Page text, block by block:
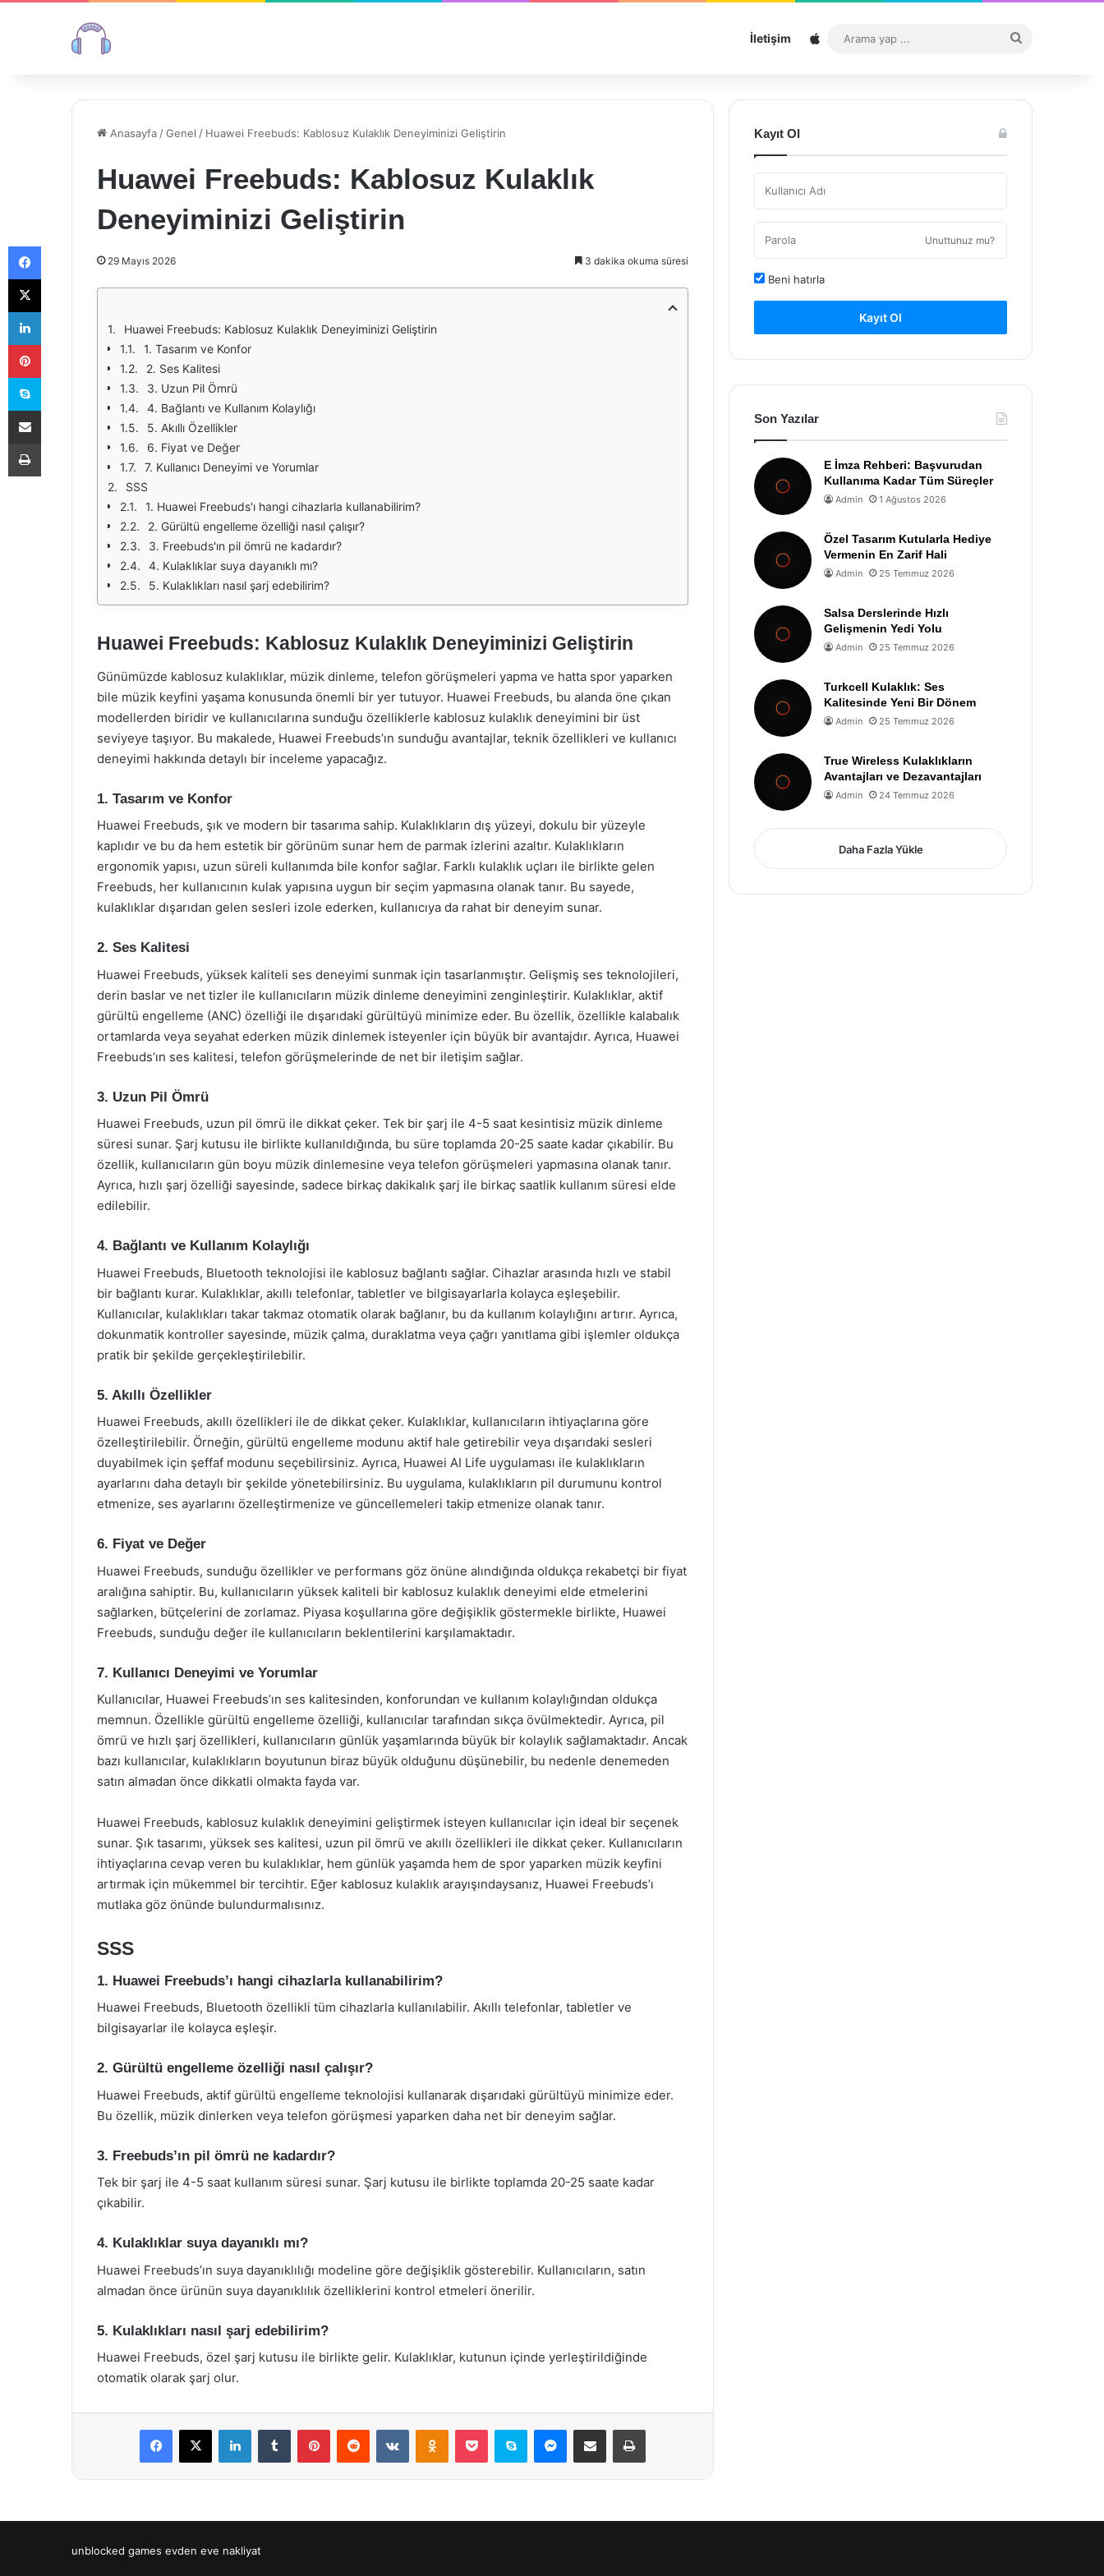
İletişim Sitemap
...
Anasayfa /Genel / Huawei Freebuds: Kablosuz Kulaklık Deneyiminizi Geliştirin
Huawei Freebuds: Kablosuz Kulaklık
Deneyiminizi Geliştirin
29 Mayıs 2026 3 dakika okuma süresi
Huawei Freebuds: Kablosuz Kulaklık Deneyiminizi Geliştirin
1. Tasarım ve Konfor
2. Ses Kalitesi
3. Uzun Pil Ömrü
4. Bağlantı ve Kullanım Kolaylığı
5. Akıllı Özellikler
6. Fiyat ve Değer
7. Kullanıcı Deneyimi ve Yorumlar
SSS
1. Huawei Freebuds'ı hangi cihazlarla kullanabilirim?
2. Gürültü engelleme özelliği nasıl çalışır?
3. Freebuds'ın pil ömrü ne kadardır?
4. Kulaklıklar suya dayanıklı mı?
5. Kulaklıkları nasıl şarj edebilirim?
Huawei Freebuds: Kablosuz Kulaklık Deneyiminizi Geliştirin
Günümüzde kablosuz kulaklıklar, müzik dinleme, telefon görüşmeleri yapma ve hatta spor yaparken
bile müzik keyfini yaşama konusunda önemli bir yer tutuyor. Huawei Freebuds, bu alanda öne çıkan
modellerden biridir ve kullanıcılarına sunduğu özelliklerle kablosuz kulaklık deneyimini bir üst
seviyeye taşıyor. Bu makalede, Huawei Freebuds’ın sunduğu avantajlar, teknik özellikleri ve kullanıcı
deneyimi hakkında detaylı bir inceleme yapacağız.
1. Tasarım ve Konfor
Huawei Freebuds, şık ve modern bir tasarıma sahip. Kulaklıkların dış yüzeyi, dokulu bir yüzeyle
kaplıdır ve bu da hem estetik bir görünüm sunar hem de parmak izlerini azaltır. Kulaklıkların
ergonomik yapısı, uzun süreli kullanımda bile konfor sağlar. Farklı kulaklık uçları ile birlikte gelen
Freebuds, her kullanıcının kulak yapısına uygun bir seçim yapmasına olanak tanır. Bu sayede,
kulaklıklar dışarıdan gelen sesleri izole ederken, kullanıcıya da rahat bir deneyim sunar.
2. Ses Kalitesi
Huawei Freebuds, yüksek kaliteli ses deneyimi sunmak için tasarlanmıştır. Gelişmiş ses teknolojileri,
derin baslar ve net tizler ile kullanıcıların müzik dinleme deneyimini zenginleştirir. Kulaklıklar, aktif
gürültü engelleme (ANC) özelliği ile dışarıdaki gürültüyü minimize eder. Bu özellik, özellikle kalabalık
ortamlarda veya seyahat ederken müzik dinlemek isteyenler için büyük bir avantajdır. Ayrıca, Huawei
Freebuds’ın ses kalitesi, telefon görüşmelerinde de net bir iletişim sağlar.
3. Uzun Pil Ömrü
Huawei Freebuds, uzun pil ömrü ile dikkat çeker. Tek bir şarj ile 4-5 saat kesintisiz müzik dinleme
süresi sunar. Şarj kutusu ile birlikte kullanıldığında, bu süre toplamda 20-25 saate kadar çıkabilir. Bu
özellik, kullanıcıların gün boyu müzik dinlemesine veya telefon görüşmeleri yapmasına olanak tanır.
Ayrıca, hızlı şarj özelliği sayesinde, sadece birkaç dakikalık şarj ile birkaç saatlik kullanım süresi elde
edilebilir.
4. Bağlantı ve Kullanım Kolaylığı
Huawei Freebuds, Bluetooth teknolojisi ile kablosuz bağlantı sağlar. Cihazlar arasında hızlı ve stabil
bir bağlantı kurar. Kulaklıklar, akıllı telefonlar, tabletler ve bilgisayarlarla kolayca eşleşebilir.
Kullanıcılar, kulaklıkları takar takmaz otomatik olarak bağlanır, bu da kullanım kolaylığını artırır. Ayrıca,
dokunmatik kontroller sayesinde, müzik çalma, duraklatma veya çağrı yanıtlama gibi işlemler oldukça
pratik bir şekilde gerçekleştirilebilir.
5. Akıllı Özellikler
Huawei Freebuds, akıllı özellikleri ile de dikkat çeker. Kulaklıklar, kullanıcıların ihtiyaçlarına göre
özelleştirilebilir. Örneğin, gürültü engelleme modunu aktif hale getirebilir veya dışarıdaki sesleri
duyabilmek için şeffaf modunu seçebilirsiniz. Ayrıca, Huawei AI Life uygulaması ile kulaklıkların
ayarlarını daha detaylı bir şekilde yönetebilirsiniz. Bu uygulama, kulaklıkların pil durumunu kontrol
etmenize, ses ayarlarını özelleştirmenize ve güncellemeleri takip etmenize olanak tanır.
6. Fiyat ve Değer
Huawei Freebuds, sunduğu özellikler ve performans göz önüne alındığında oldukça rekabetçi bir fiyat
aralığına sahiptir. Bu, kullanıcıların yüksek kaliteli bir kablosuz kulaklık deneyimi elde etmelerini
sağlarken, bütçelerini de zorlamaz. Piyasa koşullarına göre değişiklik göstermekle birlikte, Huawei
Freebuds, sunduğu değer ile kullanıcıların beklentilerini karşılamaktadır.
7. Kullanıcı Deneyimi ve Yorumlar
Kullanıcılar, Huawei Freebuds’ın ses kalitesinden, konforundan ve kullanım kolaylığından oldukça
memnun. Özellikle gürültü engelleme özelliği, kullanıcılar tarafından sıkça övülmektedir. Ayrıca, pil
ömrü ve hızlı şarj özellikleri, kullanıcıların günlük yaşamlarında büyük bir kolaylık sağlamaktadır. Ancak
bazı kullanıcılar, kulaklıkların boyutunun biraz büyük olduğunu düşünebilir, bu nedenle denemeden
satın almadan önce dikkatli olmakta fayda var.
Huawei Freebuds, kablosuz kulaklık deneyimini geliştirmek isteyen kullanıcılar için ideal bir seçenek
sunar. Şık tasarımı, yüksek ses kalitesi, uzun pil ömrü ve akıllı özellikleri ile dikkat çeker. Kullanıcıların
ihtiyaçlarına cevap veren bu kulaklıklar, hem günlük yaşamda hem de spor yaparken müzik keyfini
artırmak için mükemmel bir tercihtir. Eğer kablosuz kulaklık arayışındaysanız, Huawei Freebuds’ı
mutlaka göz önünde bulundurmalısınız.
SSS
1. Huawei Freebuds’ı hangi cihazlarla kullanabilirim?
Huawei Freebuds, Bluetooth özellikli tüm cihazlarla kullanılabilir. Akıllı telefonlar, tabletler ve
bilgisayarlar ile kolayca eşleşir.
2. Gürültü engelleme özelliği nasıl çalışır?
Huawei Freebuds, aktif gürültü engelleme teknolojisi kullanarak dışarıdaki gürültüyü minimize eder.
Bu özellik, müzik dinlerken veya telefon görüşmesi yaparken daha net bir deneyim sağlar.
3. Freebuds’ın pil ömrü ne kadardır?
Tek bir şarj ile 4-5 saat kullanım süresi sunar. Şarj kutusu ile birlikte toplamda 20-25 saate kadar
çıkabilir.
4. Kulaklıklar suya dayanıklı mı?
Huawei Freebuds’ın suya dayanıklılığı modeline göre değişiklik gösterebilir. Kullanıcıların, satın
almadan önce ürünün suya dayanıklılık özelliklerini kontrol etmeleri önerilir.
5. Kulaklıkları nasıl şarj edebilirim?
Huawei Freebuds, özel şarj kutusu ile birlikte gelir. Kulaklıklar, kutunun içinde yerleştirildiğinde
otomatik olarak şarj olur.
Facebook
X LinkedInTumblr PinterestReddit VKontakteOdnoklassniki
Pocket Skype Messenger
E-Posta ile paylaş Yazdır
Kayıt Ol
Unuttunuz mu?
Beni hatırla
Kayıt Ol
Son Yazılar
E İmza Rehberi: Başvurudan
Kullanıma Kadar Tüm Süreçler
Admin 1 Ağustos 2026
Özel Tasarım Kutularla Hediye
Vermenin En Zarif Hali
Admin 25 Temmuz 2026
Salsa Derslerinde Hızlı
Gelişmenin Yedi Yolu
Admin 25 Temmuz 2026
Turkcell Kulaklık: Ses
Kalitesinde Yeni Bir Dönem
Admin 25 Temmuz 2026
True Wireless Kulaklıkların
Avantajları ve Dezavantajları
Admin 24 Temmuz 2026
Daha Fazla Yükle
unblocked games evden eve nakliyat
Facebook
X
LinkedIn
Pinterest
Skype
E-Posta ile paylaş